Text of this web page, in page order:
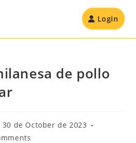
Login
de pollo
30 de October de 2023